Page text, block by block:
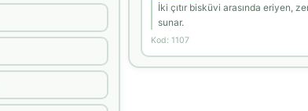
İki çıtır bisküvi arasında eriyen,
sunar.
Kod: 1107